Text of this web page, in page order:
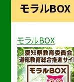
モラルBOX
モラルBOX